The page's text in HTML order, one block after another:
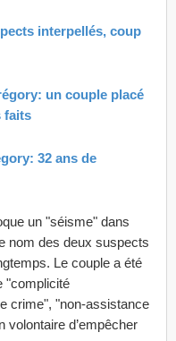
interpellés, coup
un couple placé
faits
32 ans de
un "séisme" dans
nom des deux suspects
Le couple a été
"complicité
crime", "non-assistance
volontaire d’empêcher